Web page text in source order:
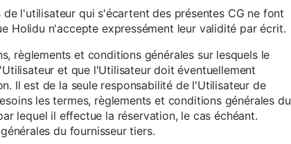
l'utilisateur qui s'écartent des présentes CG ne font
Holidu n'accepte expressément leur validité par écrit.
règlements et conditions générales sur lesquels le
et que l'Utilisateur doit éventuellement
Il est de la seule responsabilité de l'Utilisateur de
les termes, règlements et conditions générales du
lequel il effectue la réservation, le cas échéant.
du fournisseur tiers.